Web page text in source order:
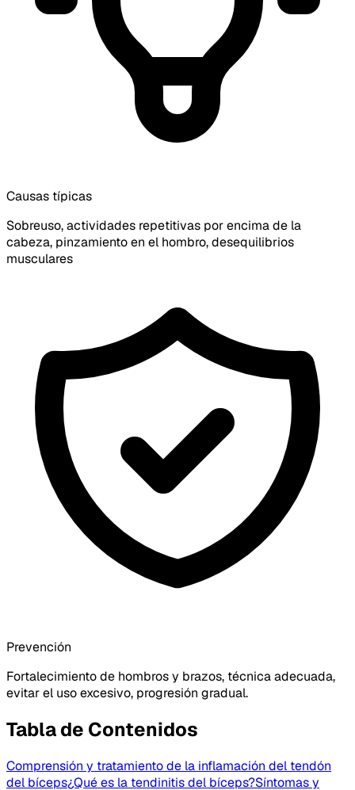
Causas típicas
Sobreuso, actividades repetitivas por encima de la
cabeza, pinzamiento en el hombro, desequilibrios
musculares
Prevención
Fortalecimiento de hombros y brazos, técnica adecuada,
evitar el uso excesivo, progresión gradual.
Tabla de Contenidos
Comprensión y tratamiento de la inflamación del tendón
del bíceps¿Qué es la tendinitis del bíceps?Síntomas y